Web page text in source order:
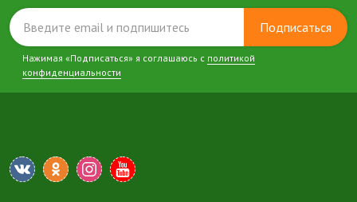
Подписаться
Нажимая «Подписаться» я соглашаюсь с политикой
конфиденциальности